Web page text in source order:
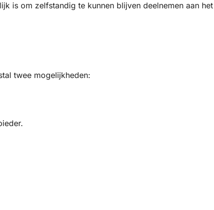
is om zelfstandig te kunnen blijven deelnemen aan
twee mogelijkheden: